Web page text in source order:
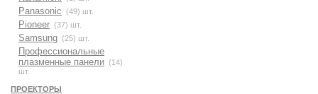
Panasonic (49) шт.
Pioneer (37) шт.
Samsung (25) шт.
Профессиональные
плазменные панели (14)
шт.
ПРОЕКТОРЫ